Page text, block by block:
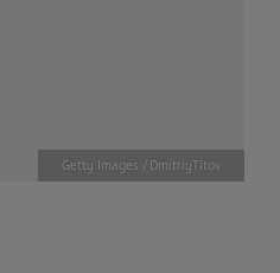
Getty Images / DmitriyTitov